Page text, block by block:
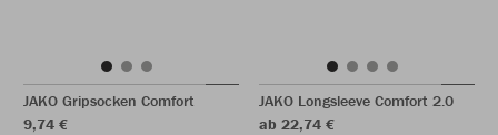
JAKO Gripsocken Comfort
9,74 €
JAKO Longsleeve Comfort 2.0
ab 22,74 €